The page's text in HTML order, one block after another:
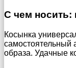
С чем носить:
Косынка
самостоятельный
образа. Удачные